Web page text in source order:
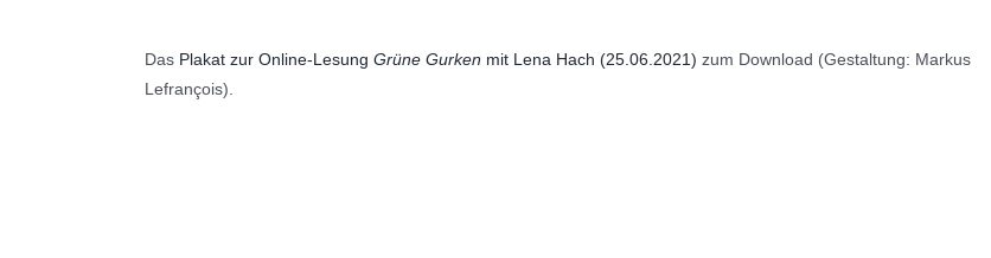
Das Plakat zur Online-Lesung Grüne Gurken mit Lena Hach (25.06.2021) zum Download (Gestaltung: Markus
Lefrançois).